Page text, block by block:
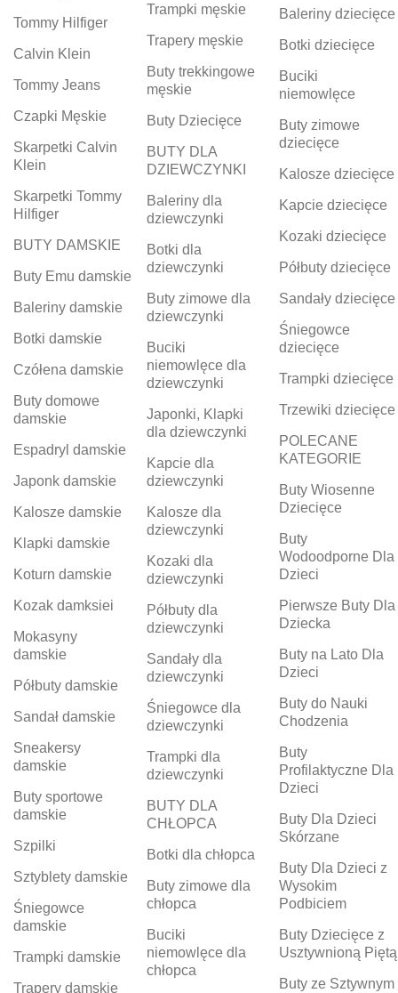
Tommy Hilfiger
Calvin Klein
Tommy Jeans
Czapki Męskie
Skarpetki Calvin
Klein
Skarpetki Tommy
Hilfiger
BUTY DAMSKIE
Buty Emu damskie
Baleriny damskie
Botki damskie
Czółena damskie
Buty domowe
damskie
Espadryl damskie
Japonk damskie
Kalosze damskie
Klapki damskie
Koturn damskie
Kozak damksiei
Mokasyny
damskie
Półbuty damskie
Sandał damskie
Sneakersy
damskie
Buty sportowe
damskie
Szpilki
Sztyblety damskie
Śniegowce
damskie
Trampki damskie
Trapery damskie
Trampki męskie
Trapery męskie
Buty trekkingowe
męskie
Buty Dziecięce
BUTY DLA
DZIEWCZYNKI
Baleriny dla
dziewczynki
Botki dla
dziewczynki
Buty zimowe dla
dziewczynki
Buciki
niemowlęce dla
dziewczynki
Japonki, Klapki
dla dziewczynki
Kapcie dla
dziewczynki
Kalosze dla
dziewczynki
Kozaki dla
dziewczynki
Półbuty dla
dziewczynki
Sandały dla
dziewczynki
Śniegowce dla
dziewczynki
Trampki dla
dziewczynki
BUTY DLA
CHŁOPCA
Botki dla chłopca
Buty zimowe dla
chłopca
Buciki
niemowlęce dla
chłopca
Baleriny dziecięce
Botki dziecięce
Buciki
niemowlęce
Buty zimowe
dziecięce
Kalosze dziecięce
Kapcie dziecięce
Kozaki dziecięce
Półbuty dziecięce
Sandały dziecięce
Śniegowce
dziecięce
Trampki dziecięce
Trzewiki dziecięce
POLECANE
KATEGORIE
Buty Wiosenne
Dziecięce
Buty
Wodoodporne Dla
Dzieci
Pierwsze Buty Dla
Dziecka
Buty na Lato Dla
Dzieci
Buty do Nauki
Chodzenia
Buty
Profilaktyczne Dla
Dzieci
Buty Dla Dzieci
Skórzane
Buty Dla Dzieci z
Wysokim
Podbiciem
Buty Dziecięce z
Usztywnioną Piętą
Buty ze Sztywnym